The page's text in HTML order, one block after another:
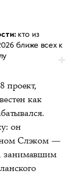
кто из
ближе всех к
проект,
как
он
Слэком —
занимавшим